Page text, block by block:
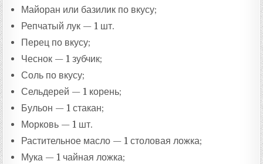
Майоран или базилик по вкусу;
Репчатый лук — 1 шт.
Перец по вкусу;
Чеснок — 1 зубчик;
Соль по вкусу;
Сельдерей — 1 корень;
Бульон — 1 стакан;
Морковь — 1 шт.
Растительное масло — 1 столовая ложка;
Мука — 1 чайная ложка;